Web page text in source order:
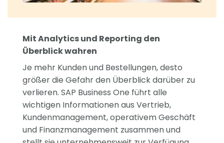
Mit Analytics und Reporting den
Überblick wahren
Je mehr Kunden und Bestellungen, desto
größer die Gefahr den Überblick darüber zu
verlieren. SAP Business One führt alle
wichtigen Informationen aus Vertrieb,
Kundenmanagement, operativem Geschäft
und Finanzmanagement zusammen und